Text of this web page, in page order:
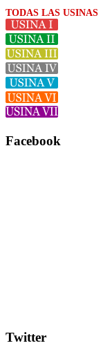
TODAS LAS USINAS
Facebook
Twitter